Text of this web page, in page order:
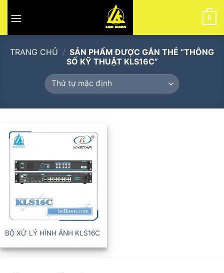
0
TRANG CHỦ / SẢN PHẨM ĐƯỢC GẮN THẺ “THÔNG
SỐ KỸ THUẬT KLS16C”
BỘ XỬ LÝ HÌNH ẢNH KLS16C